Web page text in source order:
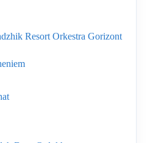
Resort Orkestra Gorizont